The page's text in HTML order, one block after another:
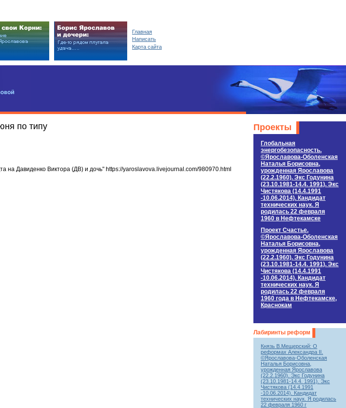
по типу
на Давиденко Виктора (ДВ) и дочь" https://yaroslavova.livejournal.com/980970.html
Проекты
Глобальная
энергобезопасность.
©Ярославова-Оболенская
Наталья Борисовна,
урожденная Ярославова
(22.2.1960). Экс Годунина
(23.10.1981-14.4. 1991). Экс
Чистякова (14.4.1991
-10.06.2014). Кандидат
технических наук. Я
родилась 22 февраля
1960 в Нефтекамске
Проект Счастье.
©Ярославова-Оболенская
Наталья Борисовна,
урожденная Ярославова
(22.2.1960). Экс Годунина
(23.10.1981-14.4. 1991). Экс
Чистякова (14.4.1991
-10.06.2014). Кандидат
технических наук. Я
родилась 22 февраля
1960 года в Нефтекамске,
Краснокам
Лабиринты реформ
Князь В.Мещерский: О
реформах Александра II.
©Ярославова-Оболенская
Наталья Борисовна,
урожденная Ярославова
(22.2.1960). Экс Годунина
(23.10.1981-14.4. 1991). Экс
Чистякова (14.4.1991
-10.06.2014). Кандидат
технических наук. Я родилась
22 февраля 1960 г
Главная
Написать
Карта сайта